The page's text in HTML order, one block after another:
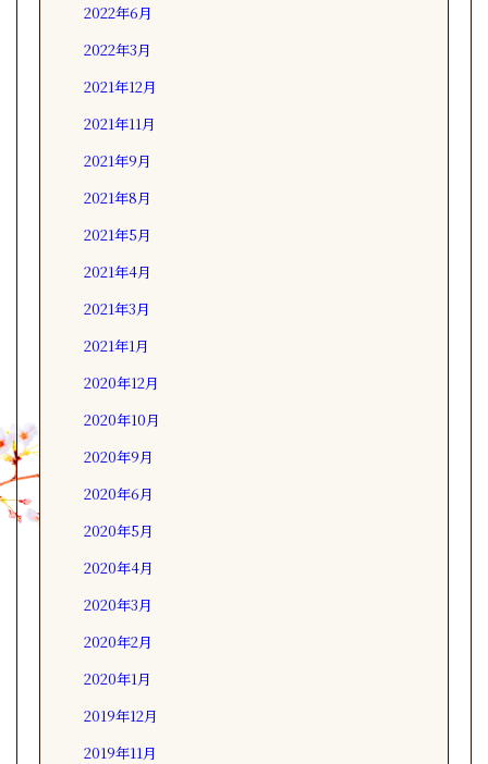
2022年6月
2022年3月
2021年12月
2021年11月
2021年9月
2021年8月
2021年5月
2021年4月
2021年3月
2021年1月
2020年12月
2020年10月
2020年9月
2020年6月
2020年5月
2020年4月
2020年3月
2020年2月
2020年1月
2019年12月
2019年11月